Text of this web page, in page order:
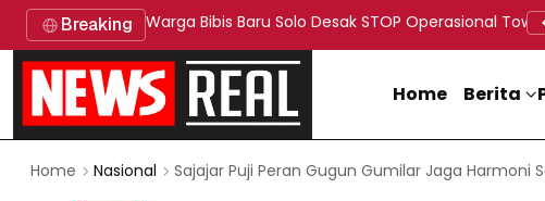
Breaking Warga Bibis Baru Solo Desak STOP Operasional
Home Berita
Home Nasional Sajajar Puji Peran Gugun Gumilar Jaga Harmoni